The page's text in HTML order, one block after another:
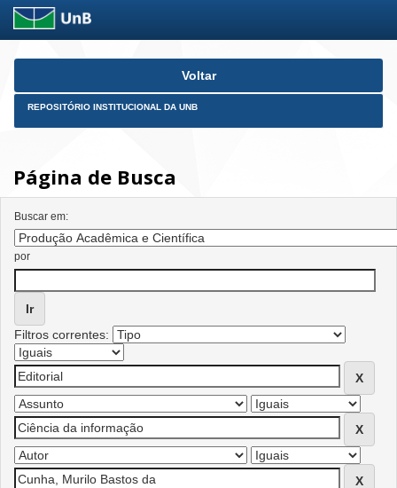
Skip
Voltar
REPOSITÓRIO INSTITUCIONAL DA UNB
Página de Busca
Buscar em:
por
Filtros correntes: